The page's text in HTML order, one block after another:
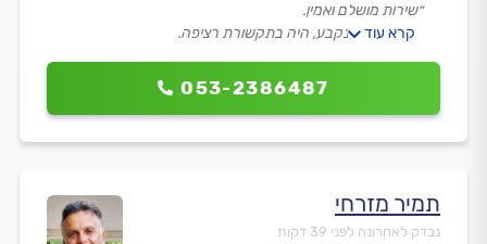
053-2386487
״שירות מושלם ואמין.
הגיע בזמן שנקבע, היה בתקשורת רציפה.
קרא עוד
תמיר מזרחי
נבדק לאחרונה לפני 39 דקות